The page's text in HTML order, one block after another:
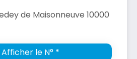
de Maisonneuve 10000
le N° *